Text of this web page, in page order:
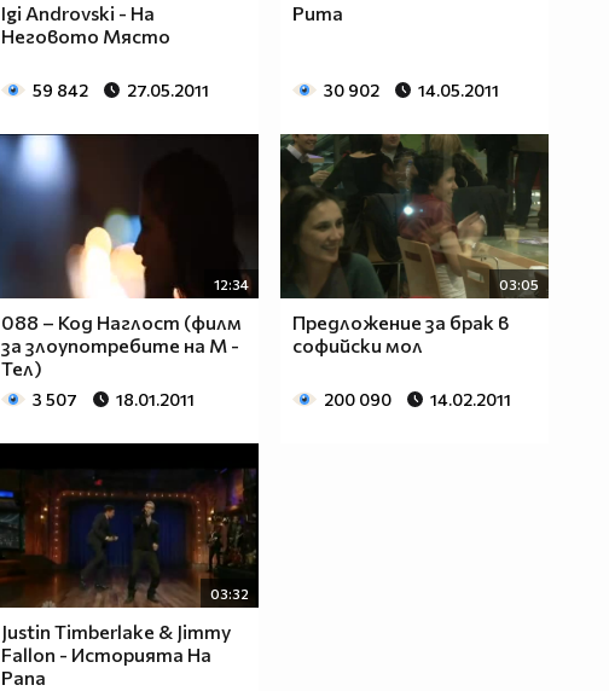
Igi Androvski - На
Неговото Място
59 842 27.05.2011
Puma
30 902 14.05.2011
12:34
088 – Код Наглост (филм
за злоупотребите на М -
Тел)
3 507 18.01.2011
03:05
Предложение за брак в
софийски мол
200 090 14.02.2011
03:32
Justin Timberlake & Jimmy
Fallon - Историята На
Рапа